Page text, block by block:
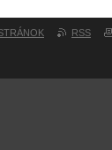
RSS